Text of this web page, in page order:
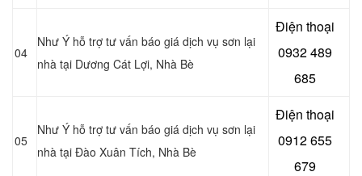
04
Như Ý hỗ trợ tư vấn báo giá dịch vụ sơn lại
nhà tại Dương Cát Lợi, Nhà Bè
Điện thoại
0932 489
685
05
Như Ý hỗ trợ tư vấn báo giá dịch vụ sơn lại
nhà tại Đào Xuân Tích, Nhà Bè
Điện thoại
0912 655
679